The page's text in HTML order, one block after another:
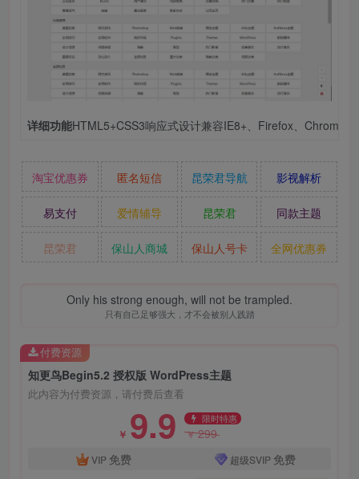
详细功能HTML5+CSS3响应式设计兼容IE8+、Firefox、Chrome
淘宝优惠券 匿名短信 昆荣君导航 影视解析
易支付 爱情辅导 昆荣君 同款主题
昆荣君 保山人商城 保山人号卡 全网优惠券
Only his strong enough, will not be trampled.
只有自己足够强大，才不会被别人践踏
知更鸟Begin5.2 授权版 WordPress主题
此内容为付费资源，请付费后查看
￥ 9.9 限时特惠
￥299
VIP 免费 超级SVIP 免费
付费资源